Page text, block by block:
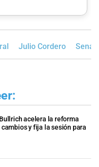
Julio Cordero
Bullrich acelera la reforma
y fija la sesión para